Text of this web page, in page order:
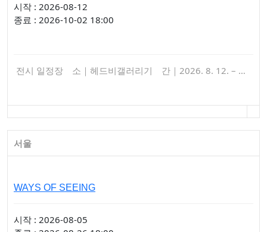
시작 : 2026-08-12
종료 : 2026-10-02 18:00
전시 일정장 소｜헤드비갤러리기 간｜2026. 8. 12. – …
서울
WAYS OF SEEING
시작 : 2026-08-05